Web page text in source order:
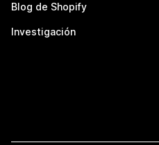
Blog de Shopify
Investigación